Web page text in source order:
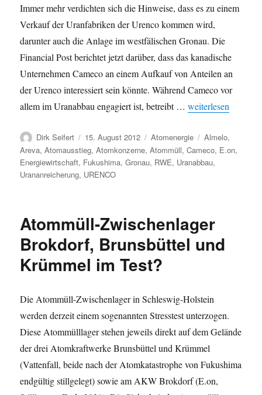
Immer mehr verdichten sich die Hinweise, dass es zu einem
Verkauf der Uranfabriken der Urenco kommen wird,
darunter auch die Anlage im westfälischen Gronau. Die
Financial Post berichtet jetzt darüber, dass das kanadische
Unternehmen Cameco an einem Aufkauf von Anteilen an
der Urenco interessiert sein könnte. Während Cameco vor
allem im Uranabbau engagiert ist, betreibt …„URENCO Uran –
weiterlesen
Autor
Dirk Seifert
Veröffentlicht
am
15. August 2012 Kategorien
Atomenergie Schlagwörter
Almelo,
Areva,Atomausstieg,Atomkonzerne,Atommüll,Cameco, E.on,
Energiewirtschaft, Fukushima,Gronau, RWE, Uranabbau,
Urananreicherung, URENCO
Atommüll-Zwischenlager
Brokdorf, Brunsbüttel und
Krümmel im Test?
Die Atommüll-Zwischenlager in Schleswig-Holstein
werden derzeit einem sogenannten Stresstest unterzogen.
Diese Atommülllager stehen jeweils direkt auf dem Gelände
der drei Atomkraftwerke Brunsbüttel und Krümmel
(Vattenfall, beide nach der Atomkatastrophe von Fukushima
endgültig stillgelegt) sowie am AKW Brokdorf (E.on,